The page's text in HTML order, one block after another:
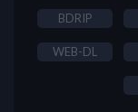
BDRIP
WEB-DL